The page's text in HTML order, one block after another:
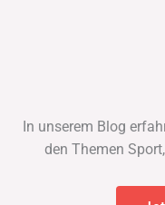
In unserem Blog
den Themen